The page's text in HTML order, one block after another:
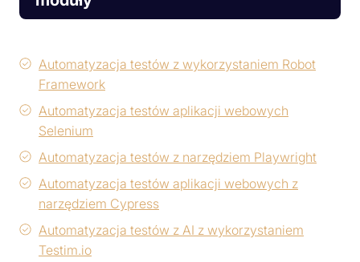
Automatyzacja testów z wykorzystaniem Robot
Framework
Automatyzacja testów aplikacji webowych
Selenium
Automatyzacja testów z narzędziem Playwright
Automatyzacja testów aplikacji webowych z
narzędziem Cypress
Automatyzacja testów z AI z wykorzystaniem
Testim.io